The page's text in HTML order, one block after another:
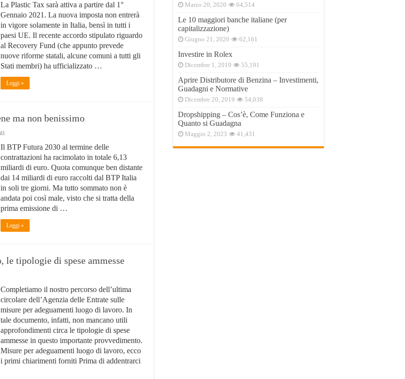
Tax
2021:
approvata,
caos
sul
Fund
La Plastic Tax sarà attiva a partire dal 1°
Gennaio 2021. La nuova imposta non entrerà
in vigore solamente in Italia, bensì in tutti i
paesi UE. Il recente accordo stipulato riguardo
al Recovery Fund (che appunto prevede
nuove riforme statali, alcune comuni a tutti gli
Stati membri) ha ufficializzato …
Leggi »
ma non benissimo
Futura
2030:
raccolti
6
miliardi,
bene
ma
non
benissimo
Il BTP Futura 2030 al termine delle
contrattazioni ha racimolato in totale 6,13
miliardi di euro. Quota comunque ben distante
dai 14 miliardi di euro raccolti dal BTP Italia
in soli tre giorni. Ma tutto sommato non è
andata poi così male, visto che si tratta della
prima emissione di …
Leggi »
tipologie di spese ammesse
per
adeguamenti
luogo
di
lavoro,
le
di
spese
ammesse
Completiamo il nostro percorso dell’ultima
circolare dell’Agenzia delle Entrate sulle
misure per adeguamenti luogo di lavoro. In
tale documento, infatti, non mancano utili
approfondimenti circa le tipologie di spese
ammesse in questo importante provvedimento.
Misure per adeguamenti luogo di lavoro, ecco
i primi chiarimenti forniti Prima di addentrarci
Marzo 20, 2020 64,514
Le 10 maggiori banche italiane (per
capitalizzazione)
Giugno 21, 2020 62,161
Investire in Rolex
Dicembre 1, 2019 55,191
Aprire Distributore di Benzina – Investimenti,
Guadagni e Normative
Dicembre 20, 2019 54,038
Dropshipping – Cos’è, Come Funziona e
Quanto si Guadagna
Maggio 2, 2023 41,431